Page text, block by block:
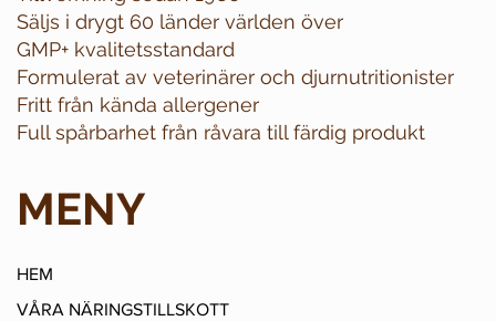
Säljs i drygt 60 länder världen över
GMP+ kvalitetsstandard
Formulerat av veterinärer och djurnutritionister
Fritt från kända allergener
Full spårbarhet från råvara till färdig produkt
MENY
HEM
VÅRA NÄRINGSTILLSKOTT